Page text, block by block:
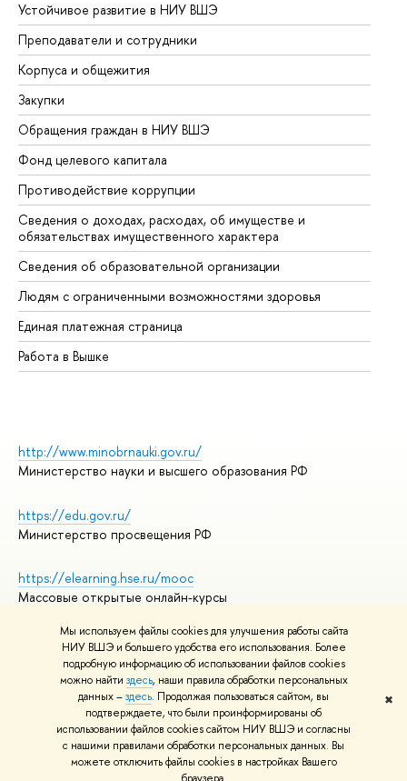
Мы используем файлы cookies для улучшения работы сайта
НИУ ВШЭ и большего удобства его использования. Более
подробную информацию об использовании файлов cookies
можно найти здесь, наши правила обработки персональных
данных –здесь. Продолжая пользоваться сайтом, вы
подтверждаете, что были проинформированы об
использовании файлов cookies сайтом НИУ ВШЭ и согласны
с нашими правилами обработки персональных данных. Вы
можете отключить файлы cookies в настройках Вашего
✖
Устойчивое развитие в НИУ ВШЭ
Преподаватели и сотрудники
Корпуса и общежития
Закупки
Обращения граждан в НИУ ВШЭ
Фонд целевого капитала
Противодействие коррупции
Сведения о доходах, расходах, об имуществе и
обязательствах имущественного характера
Сведения об образовательной организации
Людям с ограниченными возможностями здоровья
Единая платежная страница
Работа в Вышке
http://www.minobrnauki.gov.ru/
Министерство науки и высшего образования РФ
https://edu.gov.ru/
Министерство просвещения РФ
https://elearning.hse.ru/mooc
Массовые открытые онлайн-курсы
© НИУ ВШЭ 1993–2026
Адреса и контакты
Условия использования материалов
Политика конфиденциальности
Правила применения рекомендательных технологий в НИУ ВШЭ
Карта сайта